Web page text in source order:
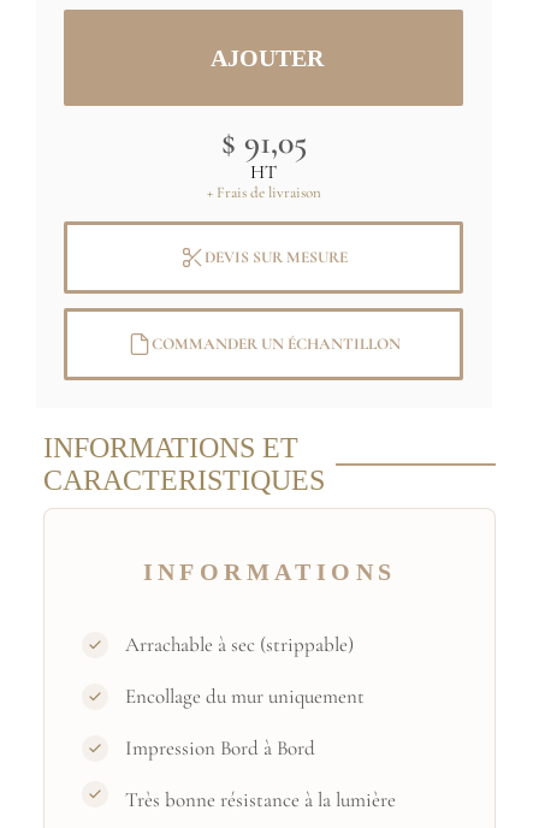
$ 91,05
HT
+ Frais de livraison
DEVIS SUR MESURE
COMMANDER UN ÉCHANTILLON
INFORMATIONS ET
CARACTERISTIQUES
INFORMATIONS
Arrachable à sec (strippable)
Encollage du mur uniquement
Impression Bord à Bord
Très bonne résistance à la lumière